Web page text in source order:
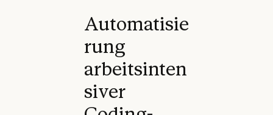
Automatisie
rung
arbeitsinten
siver